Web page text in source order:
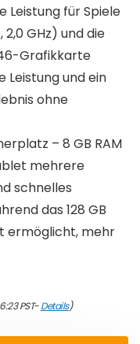
Leistung für Spiele
GHz) und die
Grafikkarte
Leistung und ein
ohne
– 8 GB RAM
mehrere
schnelles
das 128 GB
ermöglicht, mehr
PST-Details)